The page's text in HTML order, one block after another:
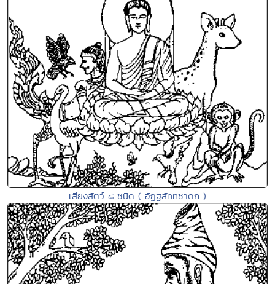
เสียงสัตว์ ๘ ชนิด ( อัฏฐสัททชาดก )